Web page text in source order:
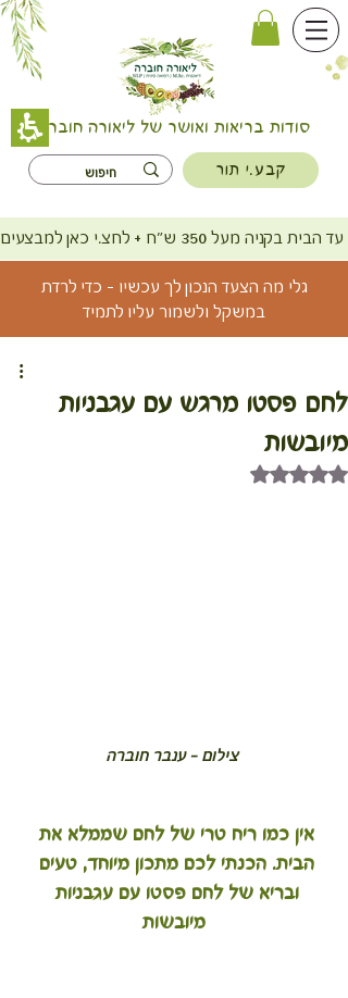
סודות בריאות ואושר של ליאורה חוברה
קבע.י תור
ש"ח + לחצ.י כאן למבצעים
גלי מה הצעד הנכון לך עכשיו - כדי לרדת
במשקל ולשמור עליו לתמיד
לחם פסטו מרגש עם עגבניות
מיובשות
דירוג של NaN מתוך 5 כוכבים
צילום - ענבר חוברה
אין כמו ריח טרי של לחם שממלא את
הבית. הכנתי לכם מתכון מיוחד, טעים
ובריא של לחם פסטו עם עגבניות
מיובשות